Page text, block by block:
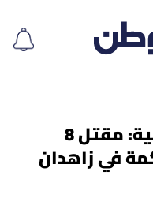
السلطة القضائية الإيرانية: مقتل 8
في زاهدان